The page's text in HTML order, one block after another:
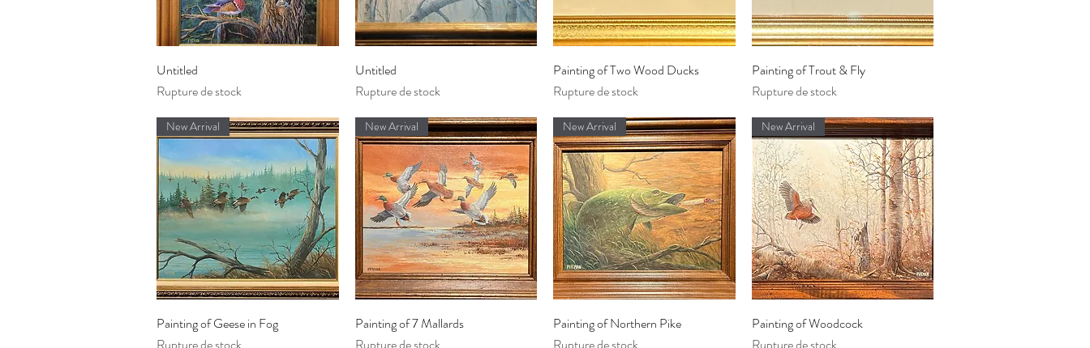
Untitled
Rupture de stock
Untitled
Rupture de stock
Aperçu rapide
Painting of Two Wood Ducks
Rupture de stock
Aperçu rapide
Painting of Trout & Fly
Rupture de stock
Aperçu rapide
New Arrival
Painting of Geese in Fog
Rupture de stock
Aperçu rapide
New Arrival
Painting of 7 Mallards
Rupture de stock
Aperçu rapide
New Arrival
Painting of Northern Pike
Rupture de stock
Aperçu rapide
New Arrival
Painting of Woodcock
Rupture de stock